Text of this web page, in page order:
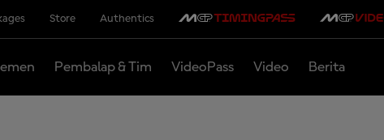
Store Authentics
Pembalap & Tim VideoPass Video Berita